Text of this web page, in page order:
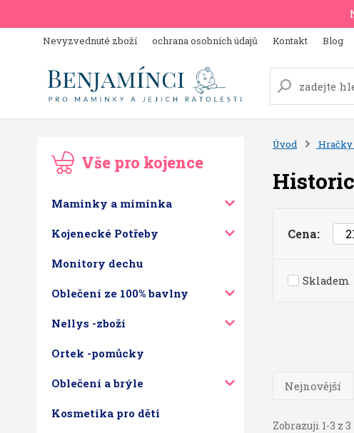
Nevyzvednuté zboží ochrana osobních údajů Kontakt Blog
Vše pro kojence
Maminky a miminka
Kojenecké Potřeby
Monitory dechu
Oblečení ze 100% bavlny
Nellys -zboží
Ortek -pomůcky
Oblečení a brýle
Kosmetika pro děti
Úvod Hračky
Cena:
Skladem
Nejnovější
Zobrazuji 1-3 z 3